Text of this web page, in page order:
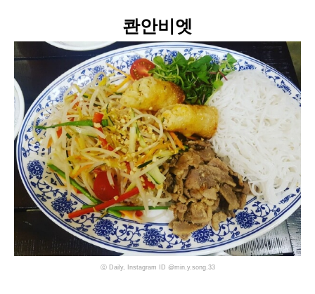
콴안비엣
ⓒ Daily, Instagram ID @min.y.song.33